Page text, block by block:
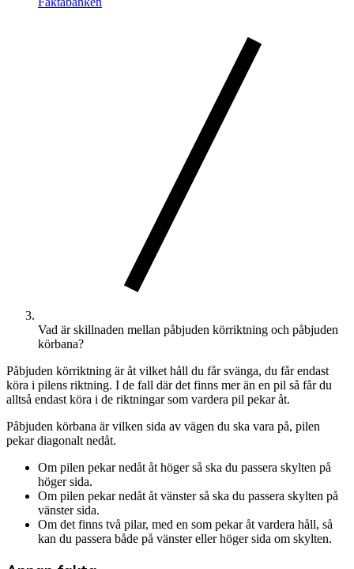
Vad är skillnaden mellan påbjuden körriktning och påbjuden
körbana?
Påbjuden körriktning är åt vilket håll du får svänga, du får endast
köra i pilens riktning. I de fall där det finns mer än en pil så får du
alltså endast köra i de riktningar som vardera pil pekar åt.
Påbjuden körbana är vilken sida av vägen du ska vara på, pilen
pekar diagonalt nedåt.
Om pilen pekar nedåt åt höger så ska du passera skylten på
höger sida.
Om pilen pekar nedåt åt vänster så ska du passera skylten på
vänster sida.
Om det finns två pilar, med en som pekar åt vardera håll, så
kan du passera både på vänster eller höger sida om skylten.